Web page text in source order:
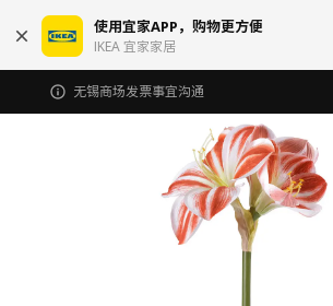
使用宜家APP，购物更方便
IKEA 宜家家居
无锡商场发票事宜沟通